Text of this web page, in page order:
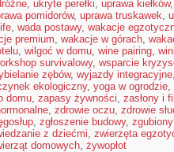
, ukryte perełki, uprawa kiełków
pomidorów, uprawa truskawek,
, wada postawy, wakacje
premium, wakacje w górach,
, wilgoć w domu, wine pairing,
survivalowy, wsparcie
zębów, wyjazdy integracyjne
ekologiczny, yoga w ogrodzie,
domu, zapasy żywności, zasłony i
, zdrowie oczu, zdrowie
, zgłoszenie budowy,
z dziećmi, zwierzęta
domowych, żywopłot